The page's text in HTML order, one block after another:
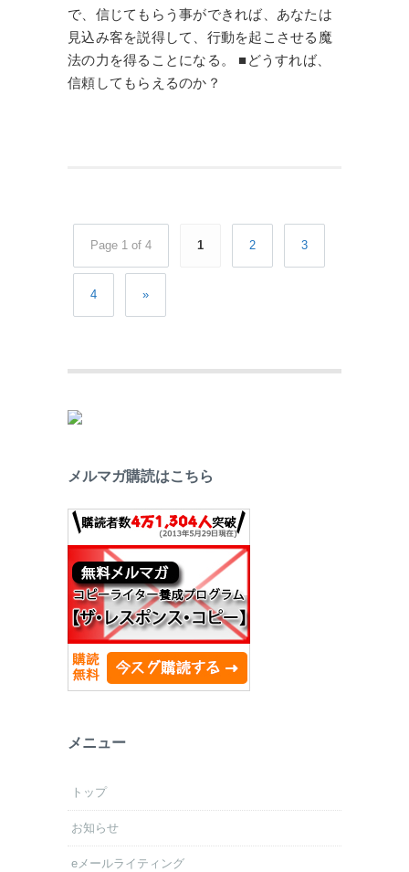
で、信じてもらう事ができれば、あなたは
見込み客を説得して、行動を起こさせる魔
法の力を得ることになる。 ■どうすれば、
信頼してもらえるのか？
Page 1 of 4 1 2 3
4 »
メルマガ購読はこちら
メニュー
トップ
お知らせ
eメールライティング